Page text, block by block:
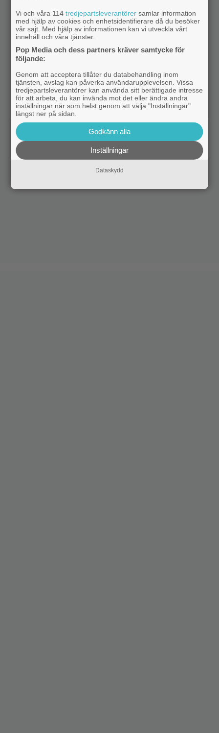
Vi och våra 114tredjepartsleverantörer samlar information
med hjälp av cookies och enhetsidentifierare då du besöker
vår sajt. Med hjälp av informationen kan vi utveckla vårt
innehåll och våra tjänster.
Pop Media och dess partners kräver samtycke för
följande:
Genom att acceptera tillåter du databehandling inom
tjänsten, avslag kan påverka användarupplevelsen. Vissa
tredjepartsleverantörer kan använda sitt berättigade intresse
för att arbeta, du kan invända mot det eller ändra andra
inställningar när som helst genom att välja "Inställningar"
längst ner på sidan.
Godkänn alla
Inställningar
Dataskydd